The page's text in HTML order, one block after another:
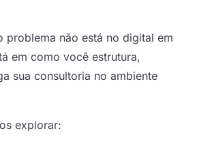
problema não está no digital em
em como você estrutura,
sua consultoria no ambiente
explorar: